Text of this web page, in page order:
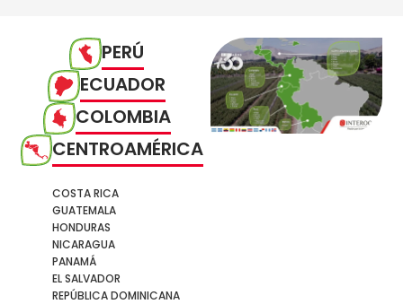
PERÚ
ECUADOR
COLOMBIA
CENTROAMÉRICA
COSTA RICA
GUATEMALA
HONDURAS
NICARAGUA
PANAMÁ
EL SALVADOR
REPÚBLICA DOMINICANA